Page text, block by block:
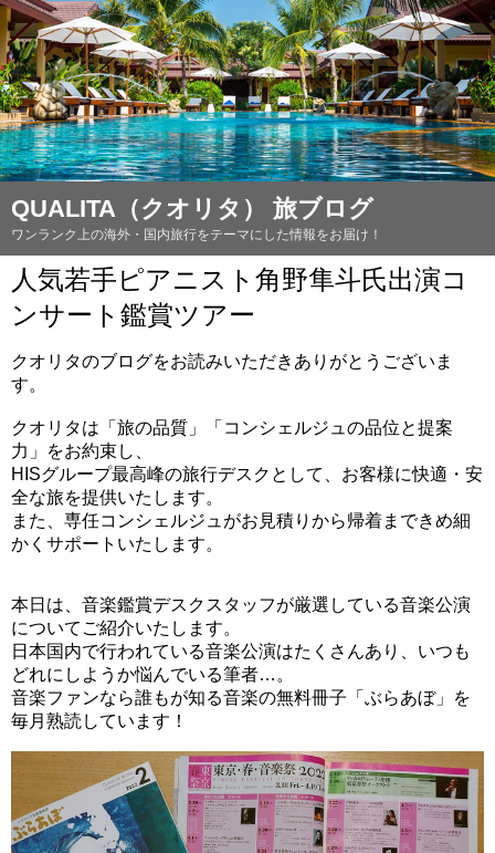
QUALITA（クオリタ） 旅ブログ
ワンランク上の海外・国内旅行をテーマにした情報をお届け！
人気若手ピアニスト角野隼斗氏出演コ
ンサート鑑賞ツアー
クオリタのブログをお読みいただきありがとうございま
す。
クオリタは「旅の品質」「コンシェルジュの品位と提案
力」をお約束し、
HISグループ最高峰の旅行デスクとして、お客様に快適・安
全な旅を提供いたします。
また、専任コンシェルジュがお見積りから帰着まできめ細
かくサポートいたします。
本日は、音楽鑑賞デスクスタッフが厳選している音楽公演
についてご紹介いたします。
日本国内で行われている音楽公演はたくさんあり、いつも
どれにしようか悩んでいる筆者…。
音楽ファンなら誰もが知る音楽の無料冊子「ぶらあぼ」を
毎月熟読しています！